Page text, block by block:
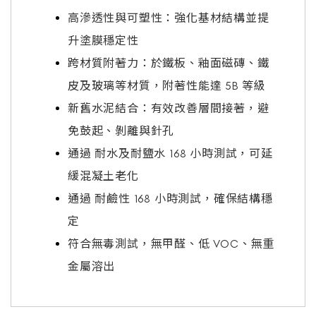
高滲透性與可塑性：強化基材結構並提
升塗膜穩定性
跨材質附著力：於鐵板、釉面磁磚、鐵
皮及玻璃等材質，附著性能達 5B 等級
新舊水泥結合：有效改善層間接著，避
免鼓起、剝離與針孔
通過 耐水及耐鹽水 168 小時測試，可延
緩混凝土老化
通過 耐鹼性 168 小時測試，確保結構穩
定
符合無毒測試，無甲醛、低 VOC、無重
金屬溶出